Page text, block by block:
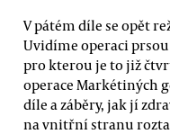
V pátém díle se opět
Uvidíme operaci
pro kterou je to již
operace Markétiných
díle a záběry, jak jí
na vnitřní stranu